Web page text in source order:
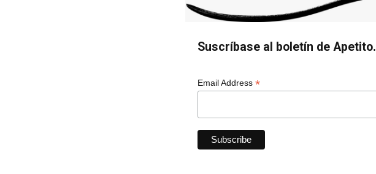
Suscríbase al boletín de Apetito.
Email Address *